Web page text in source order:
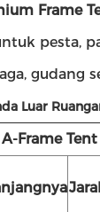
Frame
pesta,
gudang
Luar
A-Frame